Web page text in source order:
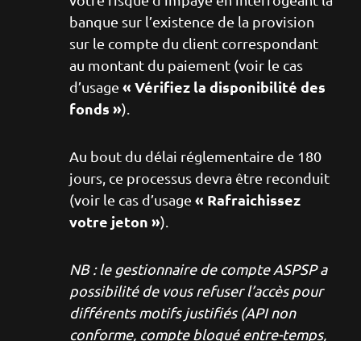
banque sur l’existence de la provision
sur le compte du client correspondant
au montant du paiement (voir le cas
d’usage « Vérifiez la disponibilité des
fonds »).
Au bout du délai réglementaire de 180
jours, ce processus devra être reconduit
(voir le cas d’usage « Rafraichissez
votre jeton »).
NB : le gestionnaire de compte ASPSP a
possibilité de vous refuser l’accès pour
différents motifs justifiés (API non
conforme, compte bloqué entre-temps,